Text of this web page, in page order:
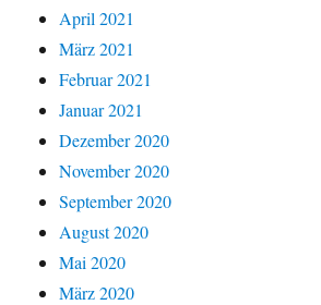
April 2021
März 2021
Februar 2021
Januar 2021
Dezember 2020
November 2020
September 2020
August 2020
Mai 2020
März 2020